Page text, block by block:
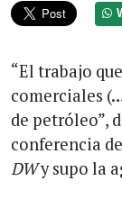
“El trabajo
comerciales
de petróleo”,
conferencia
DWy supo la